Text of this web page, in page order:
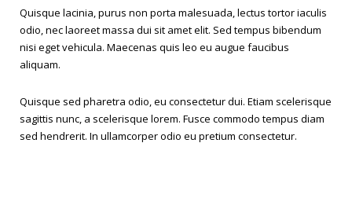
Quisque lacinia, purus non porta malesuada, lectus tortor iaculis
odio, nec laoreet massa dui sit amet elit. Sed tempus bibendum
nisi eget vehicula. Maecenas quis leo eu augue faucibus
aliquam.
Quisque sed pharetra odio, eu consectetur dui. Etiam scelerisque
sagittis nunc, a scelerisque lorem. Fusce commodo tempus diam
sed hendrerit. In ullamcorper odio eu pretium consectetur.